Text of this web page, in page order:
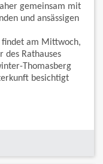
gemeinsam mit
und ansässigen
findet am Mittwoch,
des Rathauses
Thomasberg
besichtigt